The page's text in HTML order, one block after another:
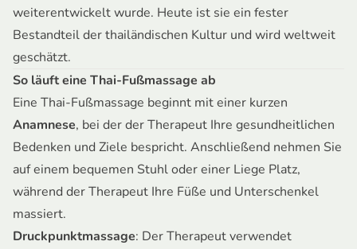
weiterentwickelt wurde. Heute ist sie ein fester
Bestandteil der thailändischen Kultur und wird weltweit
geschätzt.
So läuft eine Thai-Fußmassage ab
Eine Thai-Fußmassage beginnt mit einer kurzen
Anamnese, bei der der Therapeut Ihre gesundheitlichen
Bedenken und Ziele bespricht. Anschließend nehmen Sie
auf einem bequemen Stuhl oder einer Liege Platz,
während der Therapeut Ihre Füße und Unterschenkel
massiert.
Druckpunktmassage: Der Therapeut verwendet